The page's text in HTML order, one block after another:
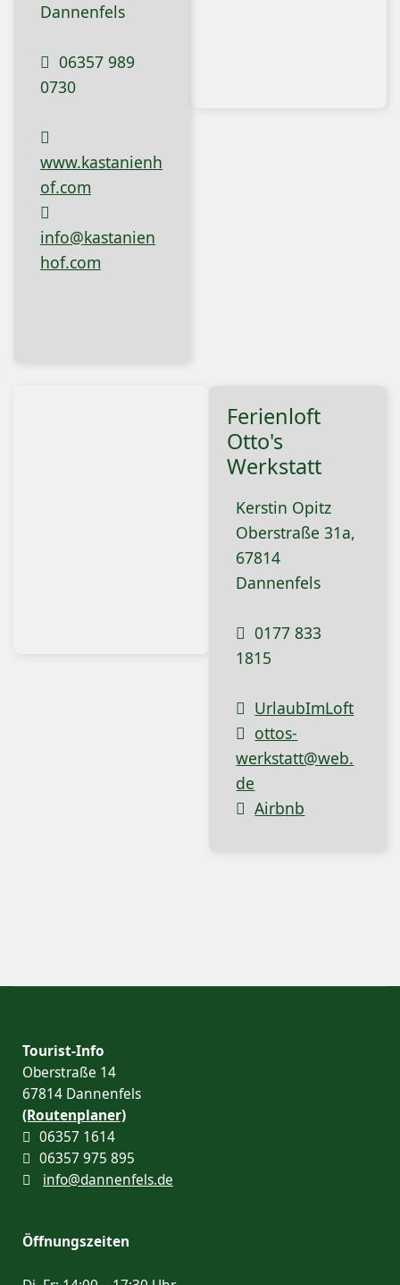
Dannenfels
06357 989
0730
www.kastanienh
of.com
info@kastanien
hof.com
Ferienloft
Otto's
Werkstatt
Kerstin Opitz
Oberstraße 31a,
67814
Dannenfels
0177 833
1815
UrlaubImLoft
ottos-
werkstatt@web.
de
Airbnb
Tourist-Info
Oberstraße 14
67814 Dannenfels
(Routenplaner)
06357 1614
06357 975 895
info@dannenfels.de
Öffnungszeiten